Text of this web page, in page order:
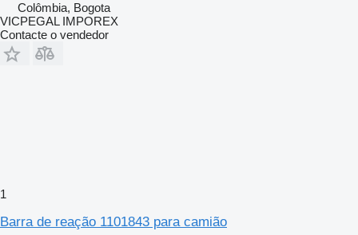
Colômbia, Bogota
VICPEGAL IMPOREX
Contacte o vendedor
1
Barra de reação 1101843 para camião